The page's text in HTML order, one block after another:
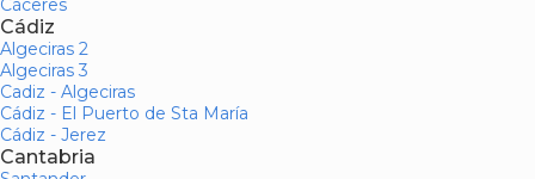
Cáceres
Cádiz
Algeciras 2
Algeciras 3
Cadiz - Algeciras
Cádiz - El Puerto de Sta María
Cádiz - Jerez
Cantabria